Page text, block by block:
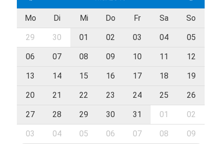
Mo Di Mi Do Fr Sa So
29 30 01 02 03 04 05
06 07 08 09 10 11 12
13 14 15 16 17 18 19
20 21 22 23 24 25 26
27 28 29 30 31 01 02
03 04 05 06 07 08 09